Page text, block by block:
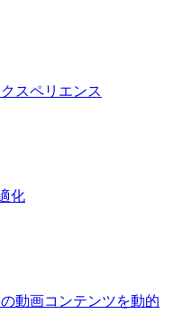
スペリエンス
化
動画コンテンツを動的